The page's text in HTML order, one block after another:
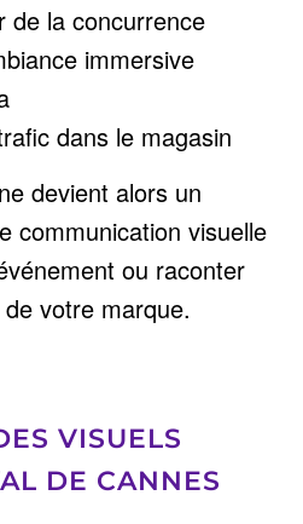
de la concurrence
immersive
dans le magasin
devient alors un
communication visuelle
ou raconter
votre marque.
VISUELS
DE CANNES